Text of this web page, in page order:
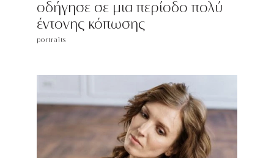
οδήγησε σε μια περίοδο πολύ
έντονης κόπωσης
portraits